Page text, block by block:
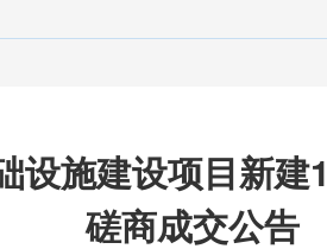
设施建设项目新
磋商成交公告